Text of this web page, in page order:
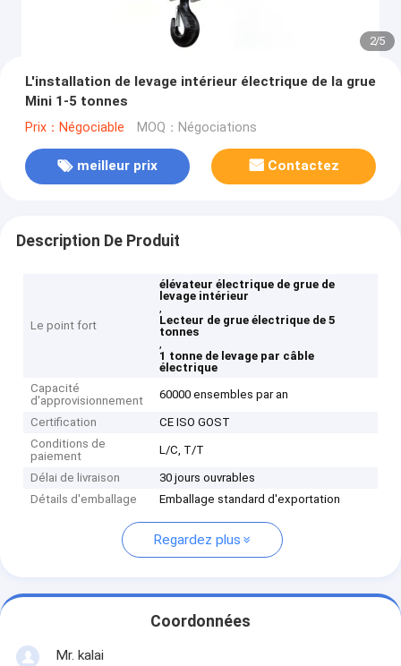
2/5
L'installation de levage intérieur électrique de la grue
Mini 1-5 tonnes
Prix：Négociable MOQ：Négociations
meilleur prix Contactez
Description De Produit
Le point fort
élévateur électrique de grue de
levage intérieur
,
Lecteur de grue électrique de 5
tonnes
,
1 tonne de levage par câble
électrique
Capacité
d'approvisionnement
60000 ensembles par an
Certification
CE ISO GOST
Conditions de
paiement
L/C, T/T
Délai de livraison
30 jours ouvrables
Détails d'emballage
Emballage standard d'exportation
Regardez plus
Coordonnées
Mr. kalai